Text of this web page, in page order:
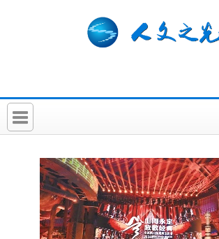
社科要闻
人文北京
社科卡片